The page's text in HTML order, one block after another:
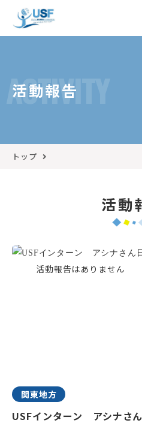
ACTIVITY
活動報告
トップ
活動
関東地方
USFインターン アシナ